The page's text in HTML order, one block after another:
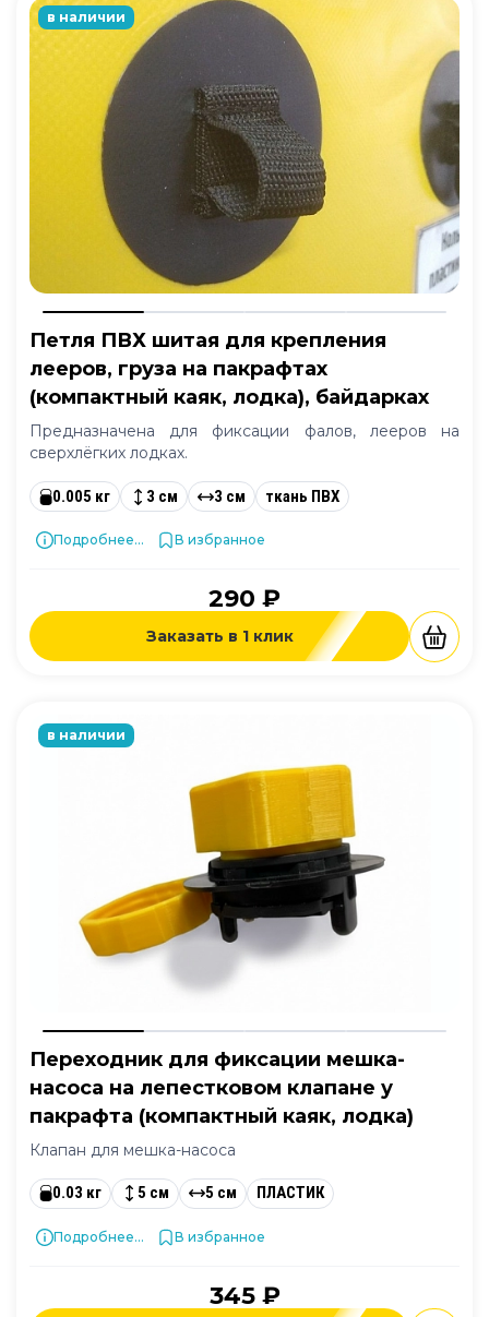
в наличии
Петля ПВХ шитая для крепления
лееров, груза на пакрафтах
(компактный каяк, лодка), байдарках
Предназначена для фиксации фалов, лееров на
сверхлёгких лодках.
0.005 кг 3 см 3 см ткань ПВХ
Подробнее... В избранное
290 ₽
Заказать в 1 клик
в наличии
Переходник для фиксации мешка-
насоса на лепестковом клапане у
пакрафта (компактный каяк, лодка)
Клапан для мешка-насоса
0.03 кг 5 см 5 см ПЛАСТИК
Подробнее... В избранное
345 ₽